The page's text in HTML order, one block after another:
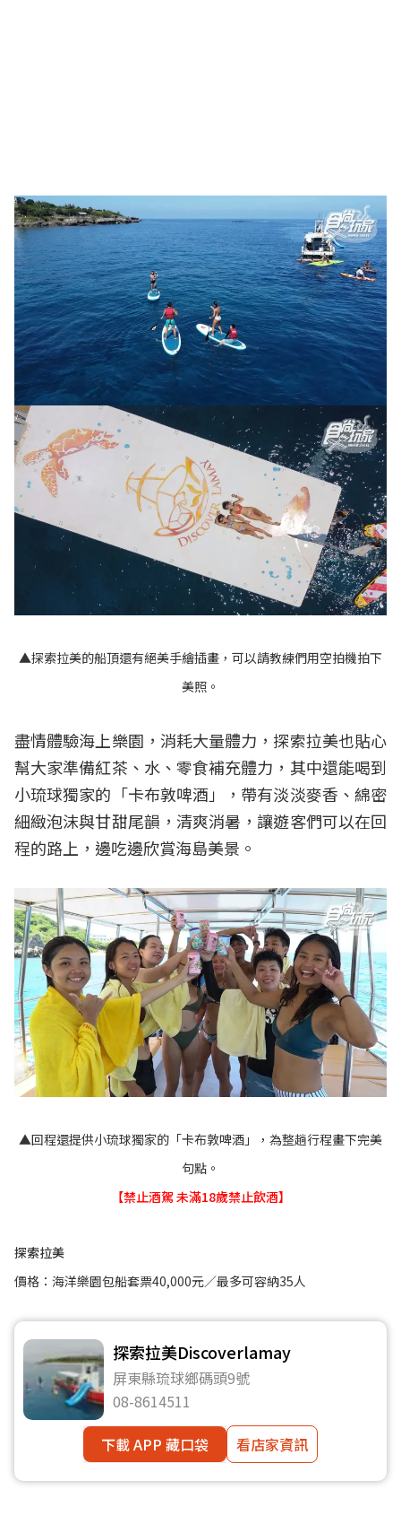
▲探索拉美的船頂還有絕美手繪插畫，可以請教練們用空拍機拍下
美照。
盡情體驗海上樂園，消耗大量體力，探索拉美也貼心
幫大家準備紅茶、水、零食補充體力，其中還能喝到
小琉球獨家的「卡布敦啤酒」，帶有淡淡麥香、綿密
細緻泡沫與甘甜尾韻，清爽消暑，讓遊客們可以在回
程的路上，邊吃邊欣賞海島美景。
▲回程還提供小琉球獨家的「卡布敦啤酒」，為整趟行程畫下完美
句點。
【禁止酒駕 未滿18歲禁止飲酒】
探索拉美
價格：海洋樂園包船套票40,000元／最多可容納35人
探索拉美Discoverlamay
屏東縣琉球鄉碼頭9號
08-8614511
下載 APP 藏口袋
看店家資訊